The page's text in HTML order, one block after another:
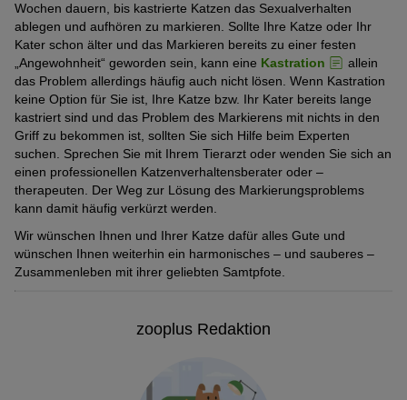
Wochen dauern, bis kastrierte Katzen das Sexualverhalten
ablegen und aufhören zu markieren. Sollte Ihre Katze oder Ihr
Kater schon älter und das Markieren bereits zu einer festen
„Angewohnheit“ geworden sein, kann eine Kastration
allein
das Problem allerdings häufig auch nicht lösen. Wenn Kastration
keine Option für Sie ist, Ihre Katze bzw. Ihr Kater bereits lange
kastriert sind und das Problem des Markierens mit nichts in den
Griff zu bekommen ist, sollten Sie sich Hilfe beim Experten
suchen. Sprechen Sie mit Ihrem Tierarzt oder wenden Sie sich an
einen professionellen Katzenverhaltensberater oder –
therapeuten. Der Weg zur Lösung des Markierungsproblems
kann damit häufig verkürzt werden.
Wir wünschen Ihnen und Ihrer Katze dafür alles Gute und
wünschen Ihnen weiterhin ein harmonisches – und sauberes –
Zusammenleben mit ihrer geliebten Samtpfote.
zooplus Redaktion